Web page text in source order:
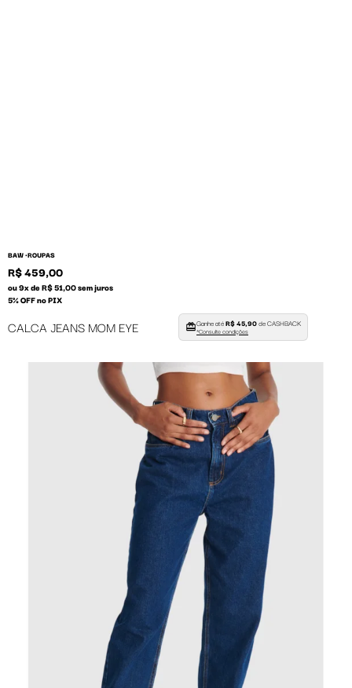
BAW •ROUPAS
R$ 459,00
ou 9x de R$ 51,00 sem juros
5% OFF no PIX
CALCA JEANS MOM EYE Ganhe atéR$ 45,90de CASHBACK
*Consulte condições